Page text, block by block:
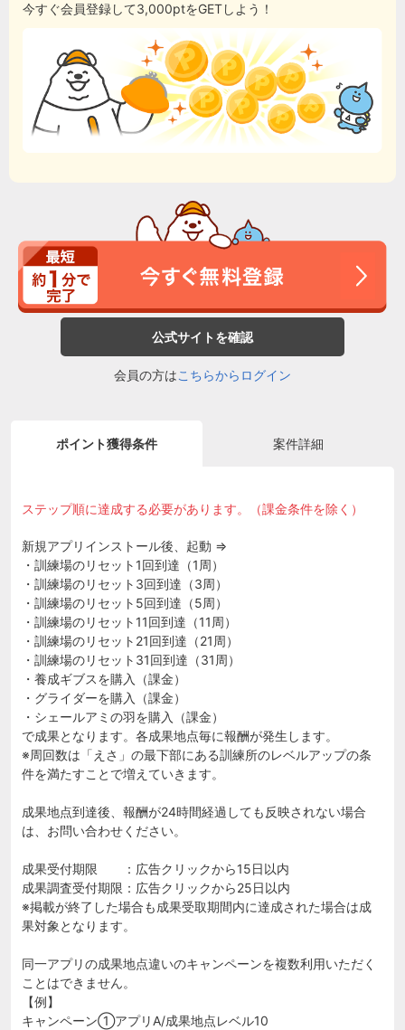
今すぐ会員登録して3,000ptをGETしよう！
公式サイトを確認
会員の方はこちらからログイン
ポイント獲得条件 案件詳細
ステップ順に達成する必要があります。（課金条件を除く）
新規アプリインストール後、起動 ⇒
・訓練場のリセット1回到達（1周）
・訓練場のリセット3回到達（3周）
・訓練場のリセット5回到達（5周）
・訓練場のリセット11回到達（11周）
・訓練場のリセット21回到達（21周）
・訓練場のリセット31回到達（31周）
・養成ギブスを購入（課金）
・グライダーを購入（課金）
・シェールアミの羽を購入（課金）
で成果となります。各成果地点毎に報酬が発生します。
※周回数は「えさ」の最下部にある訓練所のレベルアップの条
件を満たすことで増えていきます。
成果地点到達後、報酬が24時間経過しても反映されない場合
は、お問い合わせください。
成果受付期限 ：広告クリックから15日以内
成果調査受付期限：広告クリックから25日以内
※掲載が終了した場合も成果受取期間内に達成された場合は成
果対象となります。
同一アプリの成果地点違いのキャンペーンを複数利用いただく
ことはできません。
【例】
キャンペーン①アプリA/成果地点レベル10